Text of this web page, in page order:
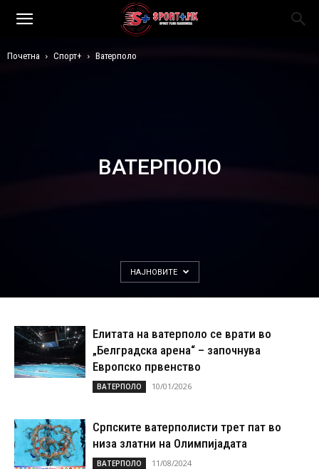
Почетна Спорт+ Ватерполо
ВАТЕРПОЛО
НАЈНОВИТЕ
Елитата на ватерполо се врати во
„Белградска арена“ – започнува
Европско првенство
ВАТЕРПОЛО 10/01/2026
Српските ватерполисти трет пат во
низа златни на Олимпијадата
ВАТЕРПОЛО 11/08/2024